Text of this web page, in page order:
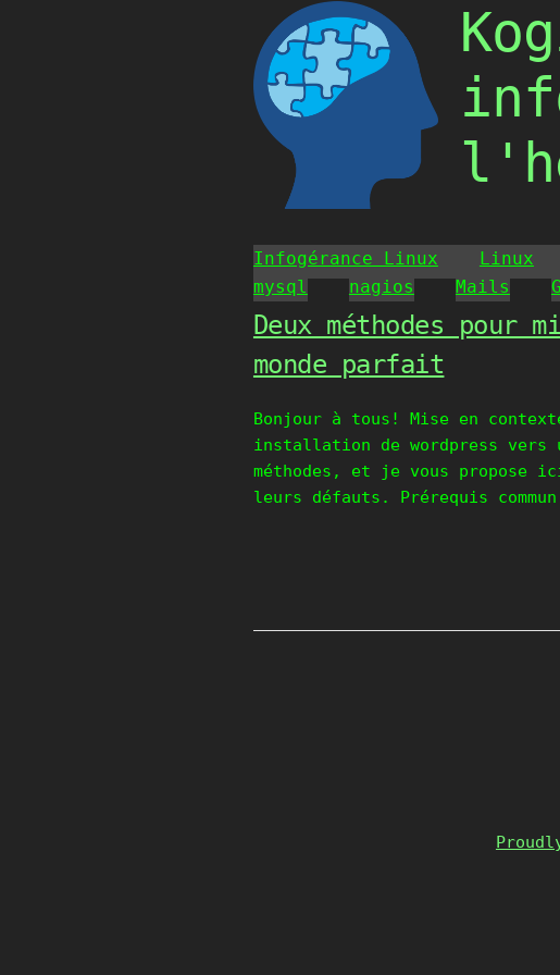
Skip
to
content
Infogérance Linux Linux
mysql
nagios Mails
Deux méthodes pour
monde parfait
Bonjour à tous! Mise en
installation de wordpress vers
méthodes, et je vous propose
leurs défauts. Prérequis